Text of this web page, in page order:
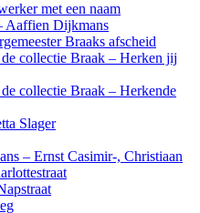
met een naam
Aaffien Dijkmans
Braaks afscheid
de collectie Braak – Herken jij
de collectie Braak – Herkende
Slager
– Ernst Casimir-, Christiaan